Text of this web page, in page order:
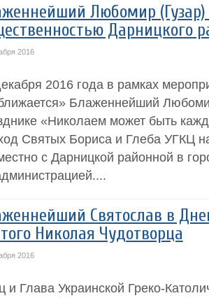
Любомир (Гузар)
Дарницкого
2016
2016 года в рамках
Блаженнейший
«Николаем может быть
Святых Бориса и Глеба УГКЦ
с Дарницкой районной в
Святослав в
Николая Чудотворца
2016
и Глава Украинской Греко-